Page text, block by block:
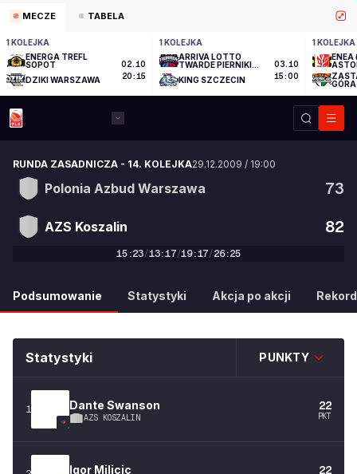
MECZE TABELA
1 KOLEJKA
ENERGA TREFL
SOPOT
DZIKI WARSZAWA
02.10
20:15
1 KOLEJKA
ARRIVA LOTTO
TWARDE PIERNIKI
KING SZCZECIN
03.10
15:00
1 KOLEJKA
ENEA
GÓRA
RUNDA ZASADNICZA - 14. KOLEJKA29.12.2009 / 19:00
Polonia Azbud Warszawa 73
82
AZS Koszalin
15:23/13:17/19:17/26:25
73:82
Podsumowanie Statystyki Akcja po akcji
Statystyki PUNKTY
1 Dante Swanson
AZS KOSZALIN
22
PKT
Igor Milicic 22